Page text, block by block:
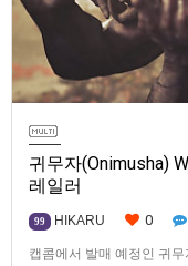
귀무자(Onimusha)
레일러
99 HIKARU 0
캡콤에서 발매 예정인 귀